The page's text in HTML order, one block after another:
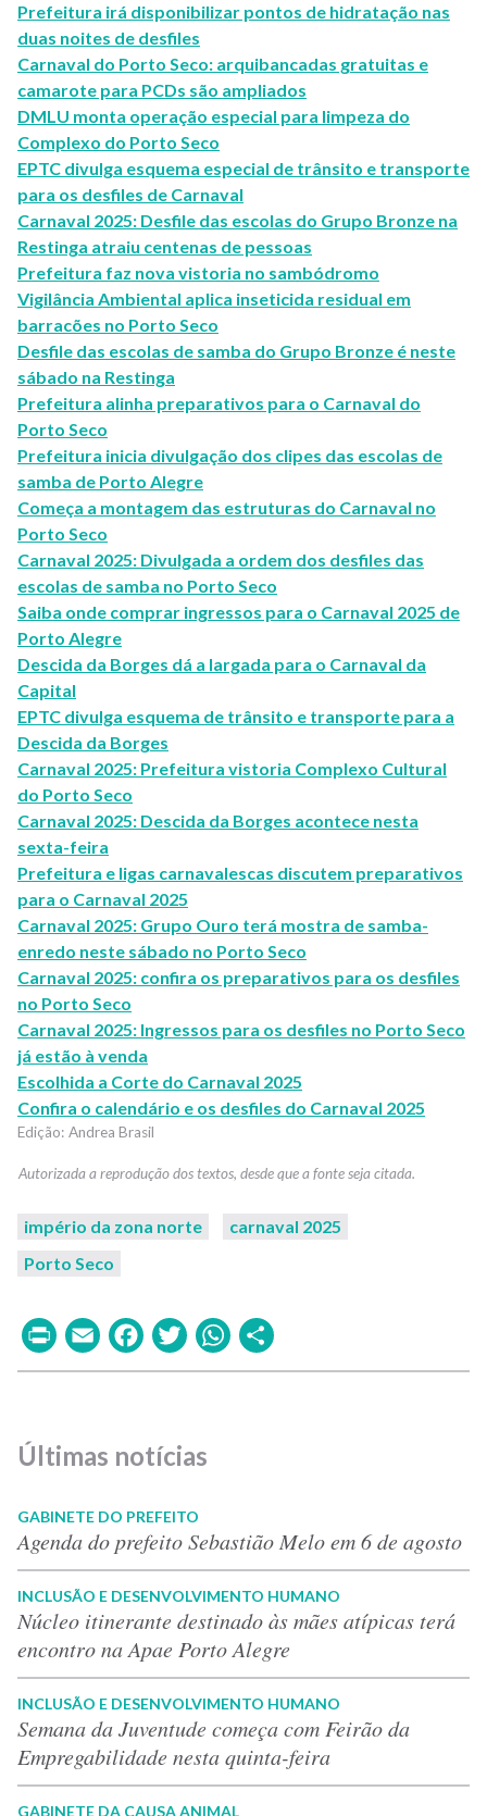
Prefeitura irá disponibilizar pontos de hidratação nas
duas noites de desfiles
Carnaval do Porto Seco: arquibancadas gratuitas e
camarote para PCDs são ampliados
DMLU monta operação especial para limpeza do
Complexo do Porto Seco
EPTC divulga esquema especial de trânsito e transporte
para os desfiles de Carnaval
Carnaval 2025: Desfile das escolas do Grupo Bronze na
Restinga atraiu centenas de pessoas
Prefeitura faz nova vistoria no sambódromo
Vigilância Ambiental aplica inseticida residual em
barracões no Porto Seco
Desfile das escolas de samba do Grupo Bronze é neste
sábado na Restinga
Prefeitura alinha preparativos para o Carnaval do
Porto Seco
Prefeitura inicia divulgação dos clipes das escolas de
samba de Porto Alegre
Começa a montagem das estruturas do Carnaval no
Porto Seco
Carnaval 2025: Divulgada a ordem dos desfiles das
escolas de samba no Porto Seco
Saiba onde comprar ingressos para o Carnaval 2025 de
Porto Alegre
Descida da Borges dá a largada para o Carnaval da
Capital
EPTC divulga esquema de trânsito e transporte para a
Descida da Borges
Carnaval 2025: Prefeitura vistoria Complexo Cultural
do Porto Seco
Carnaval 2025: Descida da Borges acontece nesta
sexta-feira
Prefeitura e ligas carnavalescas discutem preparativos
para o Carnaval 2025
Carnaval 2025: Grupo Ouro terá mostra de samba-
enredo neste sábado no Porto Seco
Carnaval 2025: confira os preparativos para os desfiles
no Porto Seco
Carnaval 2025: Ingressos para os desfiles no Porto Seco
já estão à venda
Escolhida a Corte do Carnaval 2025
Confira o calendário e os desfiles do Carnaval 2025
Andrea Brasil
império da zona norte
carnaval 2025
Porto Seco
PrintEmailFacebook
TwitterWhatsApp
Últimas notícias
GABINETE DO PREFEITO
Agenda do prefeito Sebastião Melo em 6 de agosto
INCLUSÃO E DESENVOLVIMENTO HUMANO
Núcleo itinerante destinado às mães atípicas terá
encontro na Apae Porto Alegre
INCLUSÃO E DESENVOLVIMENTO HUMANO
Semana da Juventude começa com Feirão da
Empregabilidade nesta quinta-feira
GABINETE DA CAUSA ANIMAL